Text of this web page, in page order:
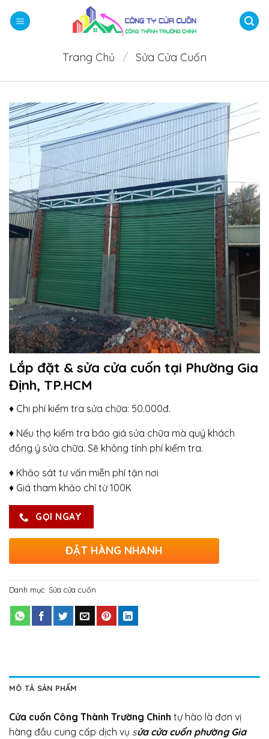
qua
Trang Chủ / Sửa Cửa Cuốn
Lắp đặt & sửa cửa cuốn tại Phường Gia
Định, TP.HCM
♦ Chi phí kiểm tra sửa chữa: 50.000đ.
♦ Nếu thợ kiểm tra báo giá sửa chữa mà quý khách
đồng ý sửa chữa. Sẽ không tính phí kiểm tra.
♦ Khảo sát tư vấn miễn phí tận nơi
♦ Giá tham khảo chỉ từ 100K
GỌI NGAY
ĐẶT HÀNG NHANH
Danh mục: Sửa cửa cuốn
MÔ TẢ SẢN PHẨM
Cửa cuốn Công Thành Trường Chinh tự hào là đơn vị
hàng đầu cung cấp dịch vụ sửa cửa cuốn phường Gia